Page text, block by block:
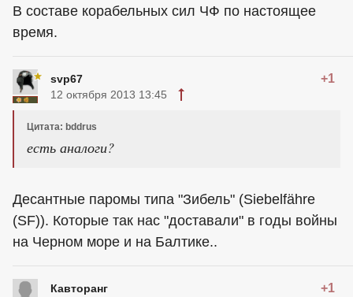
В составе корабельных сил ЧФ по настоящее
время.
svp67 +1
12 октября 2013 13:45
Цитата: bddrus
есть аналоги?
Десантные паромы типа "Зибель" (Siebelfähre
(SF)). Которые так нас "доставали" в годы войны
на Черном море и на Балтике..
Кавторанг +1